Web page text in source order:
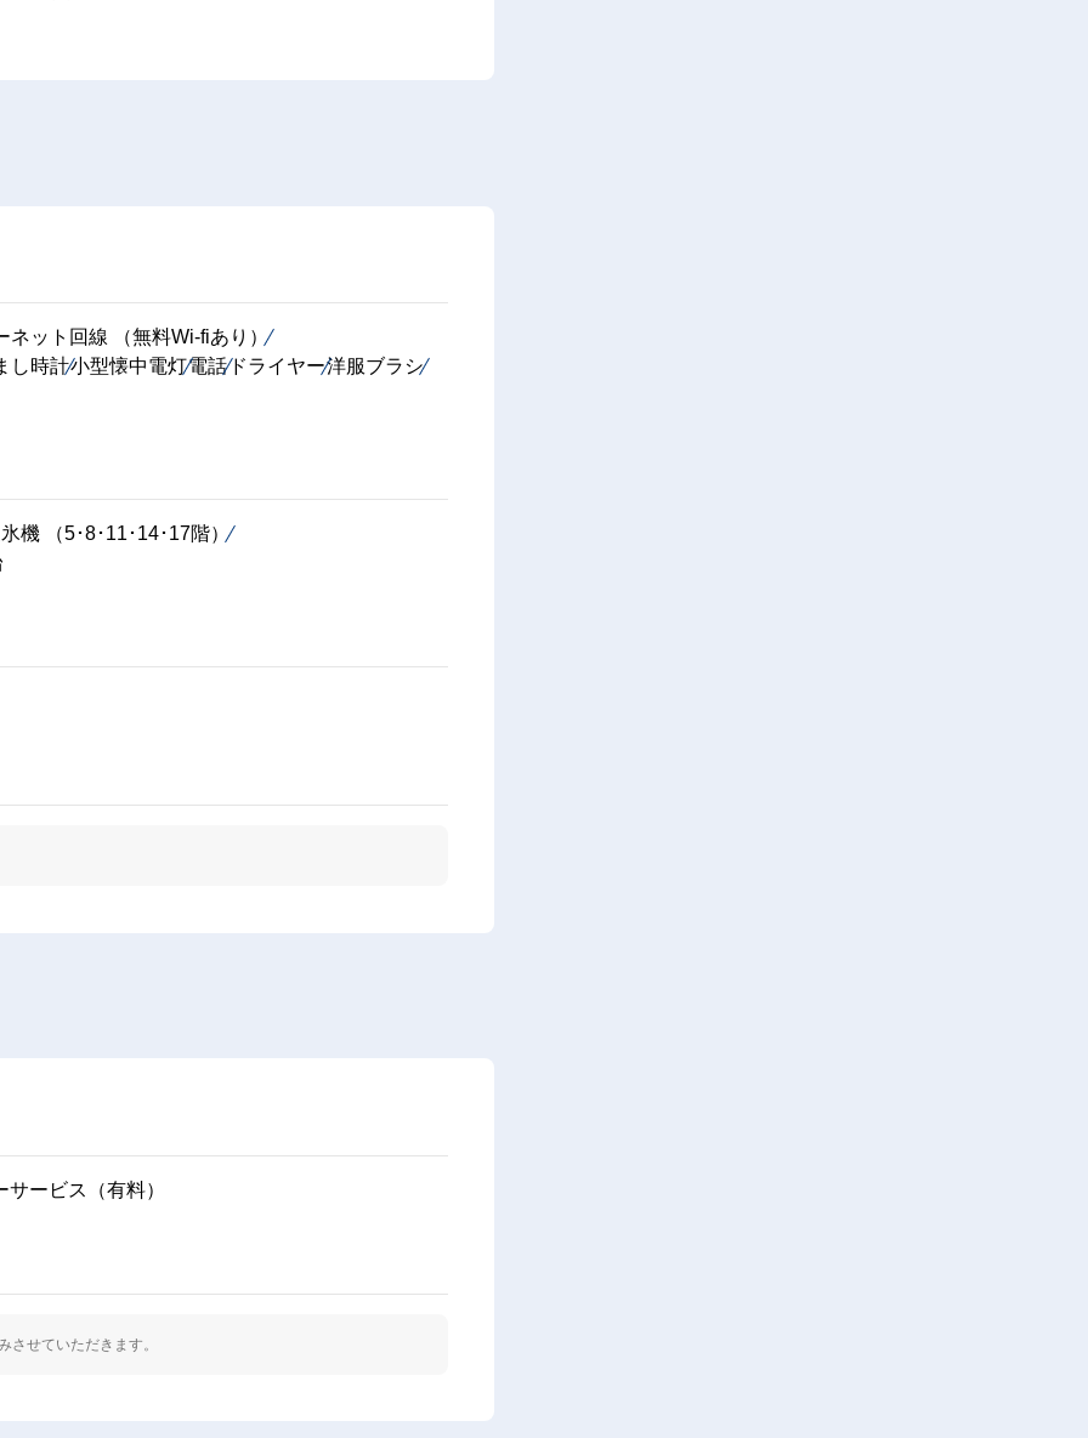
ネット回線 （無料Wi-fiあり）
し時計小型懐中電灯電話ドライヤー洋服ブラシ
機 （5･8･11･14･17階）
サービス（有料）
せていただきます。